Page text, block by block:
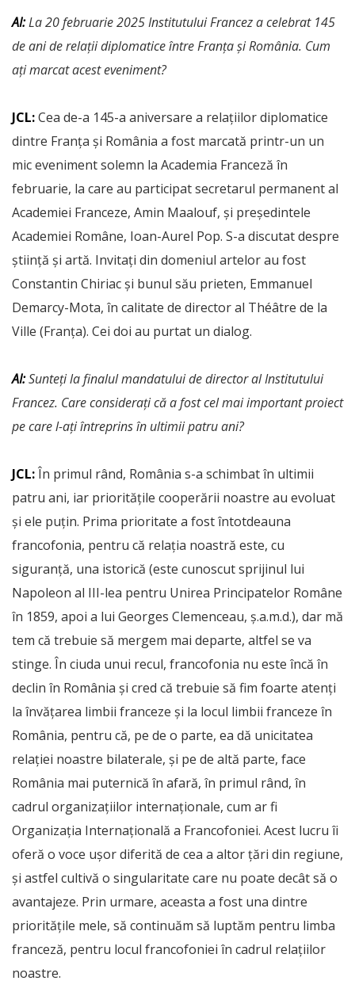
AI:La 20 februarie 2025 Institutului Francez a celebrat 145
de ani de relații diplomatice întreFranța și România. Cum
ați marcat acest eveniment?
JCL:Cea de-a 145-a aniversare a relațiilor diplomatice
dintre Franța și România a fost marcată printr-un un
mic eveniment solemn la Academia Franceză în
februarie, la care au participat secretarul permanent al
Academiei Franceze, Amin Maalouf, și președintele
Academiei Române, Ioan-Aurel Pop. S-a discutat despre
știință și artă. Invitați din domeniul artelor au fost
Constantin Chiriac și bunul său prieten, Emmanuel
Demarcy-Mota, în calitate de director al Théâtre de la
Ville (Franța). Cei doi au purtat un dialog.
AI:Sunteți la finalul mandatului de director al Institutului
Francez. Care considerați că a fost cel mai important proiect
pe care l-ați întreprins în ultimii patru ani?
JCL:În primul rând, România s-a schimbat în ultimii
patru ani, iar prioritățile cooperării noastre au evoluat
și ele puțin. Prima prioritate a fost întotdeauna
francofonia, pentru că relația noastră este, cu
siguranță, una istorică (este cunoscut sprijinul lui
Napoleon al III-lea pentru Unirea Principatelor Române
în 1859, apoi a lui Georges Clemenceau, ș.a.m.d.), dar mă
tem că trebuie să mergem mai departe, altfel se va
stinge. În ciuda unui recul, francofonia nu este încă în
declin în România și cred că trebuie să fim foarte atenți
la învățarea limbii franceze și la locul limbii franceze în
România, pentru că, pe de o parte, ea dă unicitatea
relației noastre bilaterale, și pe de altă parte, face
România mai puternică în afară, în primul rând, în
cadrul organizațiilor internaționale, cum ar fi
Organizația Internațională a Francofoniei. Acest lucru îi
oferă o voce ușor diferită de cea a altor țări din regiune,
și astfel cultivă o singularitate care nu poate decât să o
avantajeze. Prin urmare, aceasta a fost una dintre
prioritățile mele, să continuăm să luptăm pentru limba
franceză, pentru locul francofoniei în cadrul relațiilor
noastre.